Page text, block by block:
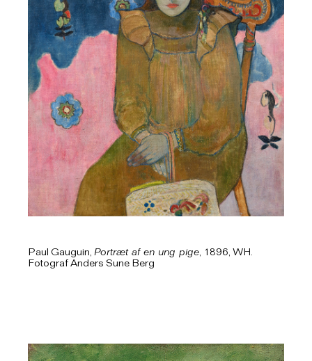
Paul Gauguin, Portræt af en ung pige, 1896, WH.
Fotograf Anders Sune Berg